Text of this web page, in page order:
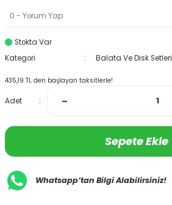
0 - Yorum Yap
Stokta Var
Kategori
Balata Ve Disk Setleri
435,19 TL den başlayan taksitlerle!
Adet
Sepete Ekle
Whatsapp’tan Bilgi Alabilirsiniz!